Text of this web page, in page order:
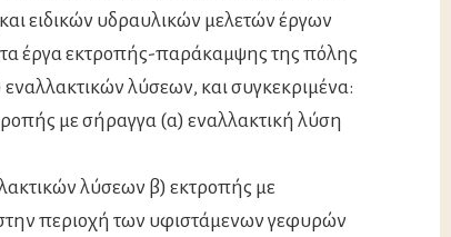
ειδικών υδραυλικών μελετών έργων
τα έργα εκτροπής-παράκαμψης της πόλης
λύσεων, και συγκεκριμένα:
με σήραγγα (α) εναλλακτική λύση
λύσεων β) εκτροπής με
περιοχή των υφιστάμενων γεφυρών